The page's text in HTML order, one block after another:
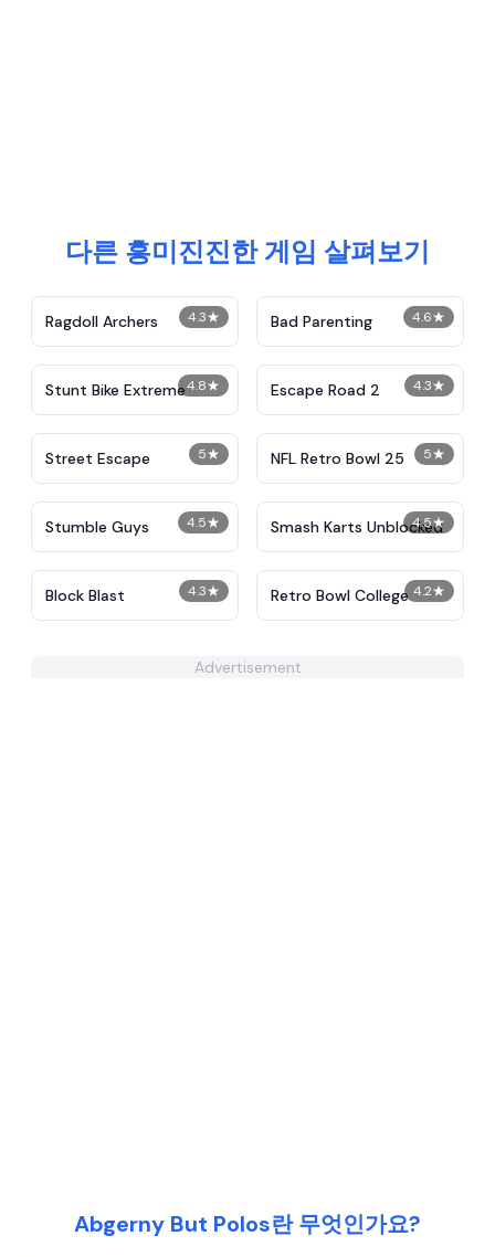
다른 흥미진진한 게임 살펴보기
4.3★
Ragdoll Archers 4.6★
Bad Parenting
4.8★
Stunt Bike Extreme 4.3★
Escape Road 2
5★
Street Escape 5★
NFL Retro Bowl 25
4.5★
Stumble Guys 4.5★
Smash Karts Unblocked
4.3★
Block Blast 4.2★
Retro Bowl College
Advertisement
Abgerny But Polos란 무엇인가요?